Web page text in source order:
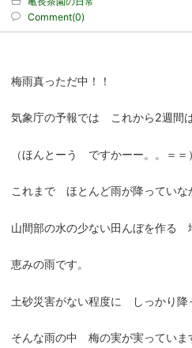
Comment(0)
梅雨真っただ中！！
気象庁の予報では これから2週間
（ほんとーう ですかーー。。＝＝）
これまで ほとんど雨が降っていな
山間部の水の少ない田んぼを作る
恵みの雨です。
土砂災害がない程度に しっかり降
そんな雨の中 梅の実が実っていま